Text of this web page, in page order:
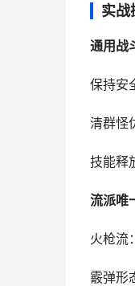
实战
通用战
保持安
清群怪
技能释
流派唯
火枪流
霰弹形